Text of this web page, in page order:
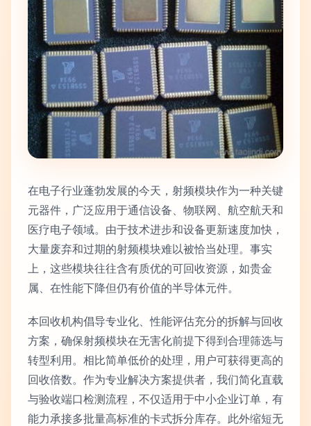
在电子行业蓬勃发展的今天，射频模块作为一种关键
元器件，广泛应用于通信设备、物联网、航空航天和
医疗电子领域。由于技术进步和设备更新速度加快，
大量废弃和过期的射频模块难以被恰当处理。事实
上，这些模块往往含有质优的可回收资源，如贵金
属、在性能下降但仍有价值的半导体元件。
本回收机构倡导专业化、性能评估充分的拆解与回收
方案，确保射频模块在无害化前提下得到合理筛选与
转型利用。相比简单低价的处理，用户可获得更高的
回收倍数。作为专业解决方案提供者，我们简化直载
与验收端口检测流程，不仅适用于中小企业订单，有
能力承接多批量高标准的卡式拆分库存。此外缩短无